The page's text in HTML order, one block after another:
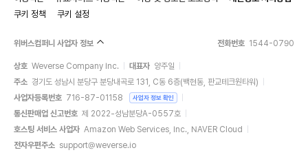
쿠키 정책
쿠키 설정
위버스컴퍼니 사업자 정보 전화번호 1544-0790
상호 Weverse Company Inc. 대표자 양주일
주소 경기도 성남시 분당구 분당내곡로 131, C동 6층(백현동, 판교테크원타워)
사업자등록번호 716-87-01158 사업자 정보 확인
통신판매업 신고번호 제 2022-성남분당A-0557호
호스팅 서비스 사업자 Amazon Web Services, Inc., NAVER Cloud
전자우편주소 support@weverse.io